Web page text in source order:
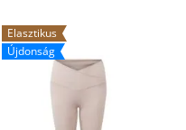
Elasztikus
Újdonság